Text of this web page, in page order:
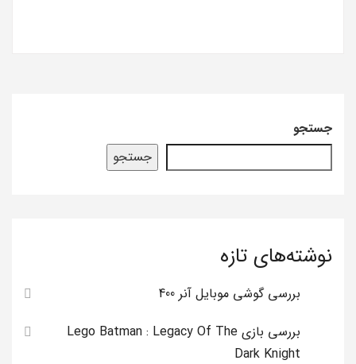
جستجو
جستجو
نوشته‌های تازه
بررسی گوشی موبایل آنر 400
بررسی بازی Lego Batman : Legacy Of The
Dark Knight